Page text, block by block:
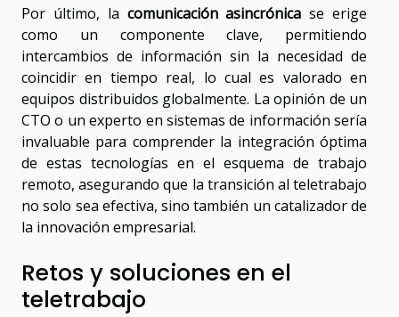
Por último, la comunicación asincrónica se erige
como un componente clave, permitiendo
intercambios de información sin la necesidad de
coincidir en tiempo real, lo cual es valorado en
equipos distribuidos globalmente. La opinión de un
CTO o un experto en sistemas de información sería
invaluable para comprender la integración óptima
de estas tecnologías en el esquema de trabajo
remoto, asegurando que la transición al teletrabajo
no solo sea efectiva, sino también un catalizador de
la innovación empresarial.
Retos y soluciones en el
teletrabajo